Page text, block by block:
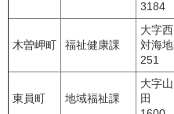
3184
木曽岬町 福祉健康課
大字西
対海地
251
東員町 地域福祉課
大字山
田